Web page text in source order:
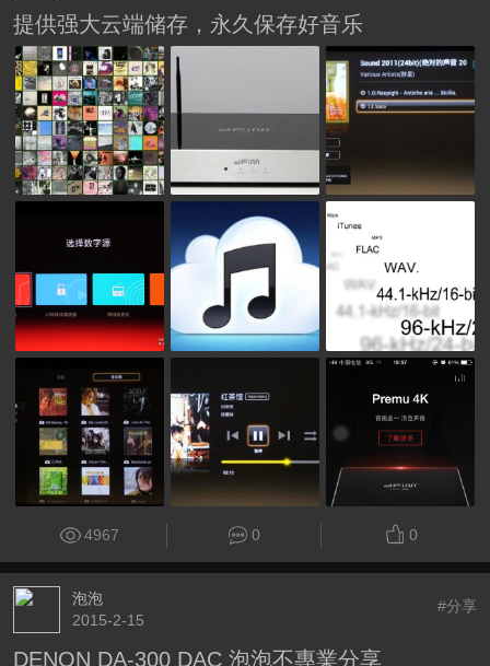
提供强大云端储存，永久保存好音乐
4967 0 0
泡泡
2015-2-15
#分享
DENON DA-300 DAC 泡泡不專業分享